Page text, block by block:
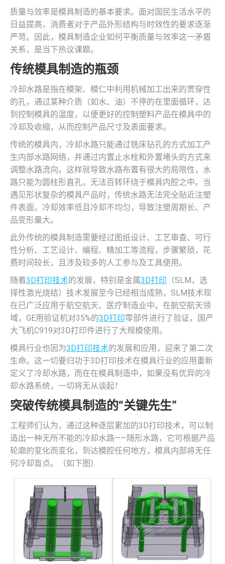
质量与效率是模具制造的基本要求。面对国民生活水平的
日益提高，消费者对于产品外形结构与时效性的要求逐渐
严苛。因此，模具制造企业如何平衡质量与效率这一矛盾
关系，是当下热议课题。
传统模具制造的瓶颈
冷却水路是指在模架、模仁中利用机械加工出来的贯穿性
的孔，通过某种介质（如水、油）不停的在里面循环，达
到控制模具的温度，以便更好的控制塑料产品在模具中的
冷却及收缩，从而控制产品尺寸及表面要求。
传统的模具内，冷却水路只能通过铣床钻孔的方式加工产
生内部水路网络，并通过内置止水栓和外置堵头的方式来
调整水路流向。这样就导致水路布置有很大的局限性，水
路只能为圆柱形直孔，无法百转环绕于模具内腔之中。当
遇见形状复杂的模具产品时，传统水路无法完全贴近注塑
件表面，冷却效率低且冷却不均匀，导致注塑周期长、产
品变形量大。
此外传统的模具制造需要经过图纸设计、工艺审查、可行
性分析、工艺设计、编程、精加工等流程，步骤繁琐，花
费时间较长，且涉及较多的人工参与及工具使用。
随着3D打印技术的发展，特别是金属3D打印 （SLM，选
择性激光烧结）技术发展至今已经相当成熟，SLM技术现
在已广泛应用于航空航天、医疗制造业中。在航空航天领
域，GE用验证机对35%的3D打印零部件进行了验证，国产
大飞机C919对3D打印件进行了大规模使用。
模具行业也因为3D打印技术的发展和应用，迎来了第二次
生命。这一切要归功于3D打印技术在模具行业的应用重新
定义了冷却水路，而在在模具制造中，如果没有优异的冷
却水路系统，一切将无从谈起！
突破传统模具制造的“关键先生”
工程师们认为，通过这种逐层累加的3D打印技术，可以制
造出一种无所不能的冷却水路——随形水路，它可根据产品
轮廓的变化而变化，到达模腔任何地方，模具内部将无任
何冷却盲点。（如下图）